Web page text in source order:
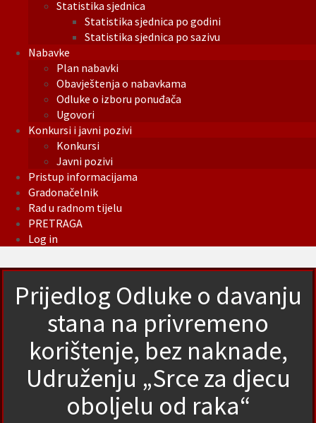
Statistika sjednica
Statistika sjednica po godini
Statistika sjednica po sazivu
Nabavke
Plan nabavki
Obavještenja o nabavkama
Odluke o izboru ponuđača
Ugovori
Konkursi i javni pozivi
Konkursi
Javni pozivi
Pristup informacijama
Gradonačelnik
Rad u radnom tijelu
PRETRAGA
Log in
Prijedlog Odluke o davanju
stana na privremeno
korištenje, bez naknade,
Udruženju „Srce za djecu
oboljelu od raka“